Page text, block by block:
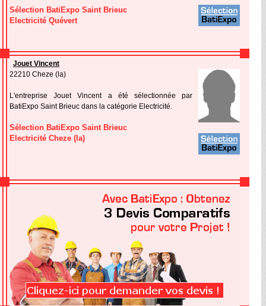
Sélection BatiExpo Saint Brieuc
Electricité Quévert
Jouet Vincent
22210 Cheze (la)
L'entreprise Jouet Vincent a été sélectionnée par
BatiExpo Saint Brieuc dans la catégorie Electricité.
Sélection BatiExpo Saint Brieuc
Electricité Cheze (la)